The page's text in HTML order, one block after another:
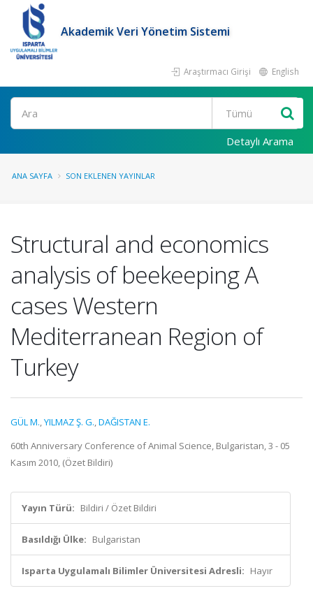
Akademik Veri Yönetim Sistemi
Araştırmacı Girişi English
Ara
Detaylı Arama
ANA SAYFA SON EKLENEN YAYINLAR
Structural and economics
analysis of beekeeping A
cases Western
Mediterranean Region of
Turkey
GÜL M.,YILMAZ Ş. G.,DAĞISTAN E.
60th Anniversary Conference of Animal Science, Bulgaristan, 3 - 05
Kasım 2010, (Özet Bildiri)
Yayın Türü: Bildiri / Özet Bildiri
Basıldığı Ülke: Bulgaristan
Isparta Uygulamalı Bilimler Üniversitesi Adresli: Hayır